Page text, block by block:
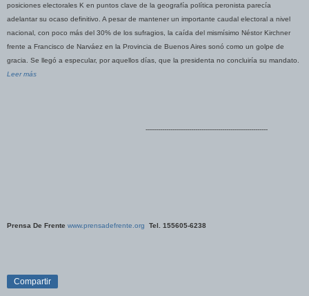
posiciones electorales K en puntos clave de la geografía política peronista parecía
adelantar su ocaso definitivo. A pesar de mantener un importante caudal electoral a nivel
nacional, con poco más del 30% de los sufragios, la caída del mismísimo Néstor Kirchner
frente a Francisco de Narváez en la Provincia de Buenos Aires sonó como un golpe de
gracia. Se llegó a especular, por aquellos días, que la presidenta no concluiría su mandato.
Leer más
-----------------------------------------------------------
Prensa De Frente www.prensadefrente.org Tel. 155605-6238
Compartir